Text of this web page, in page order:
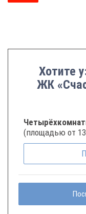
Хотите
ЖК
(площадью от